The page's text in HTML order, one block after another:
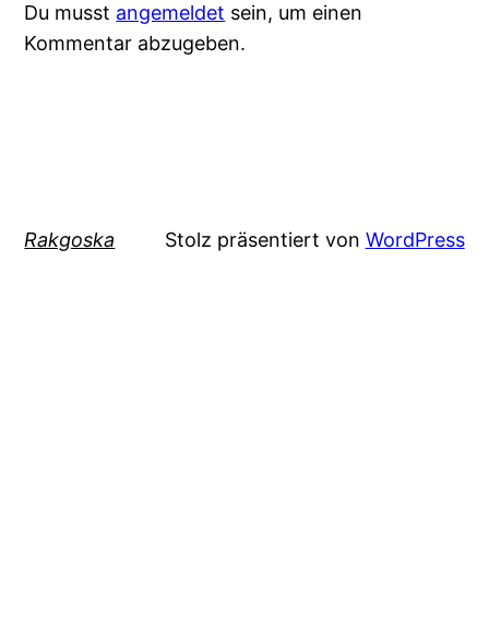
Du musst angemeldet sein, um einen
Kommentar abzugeben.
Rakgoska Stolz präsentiert von WordPress